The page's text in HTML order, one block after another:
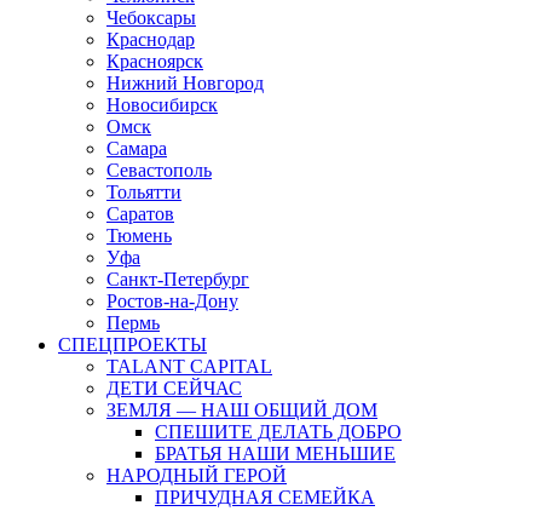
Чебоксары
Краснодар
Красноярск
Нижний Новгород
Новосибирск
Омск
Самара
Севастополь
Тольятти
Саратов
Тюмень
Уфа
Санкт-Петербург
Ростов-на-Дону
Пермь
СПЕЦПРОЕКТЫ
TALANT CAPITAL
ДЕТИ СЕЙЧАС
ЗЕМЛЯ — НАШ ОБЩИЙ ДОМ
СПЕШИТЕ ДЕЛАТЬ ДОБРО
БРАТЬЯ НАШИ МЕНЬШИЕ
НАРОДНЫЙ ГЕРОЙ
ПРИЧУДНАЯ СЕМЕЙКА